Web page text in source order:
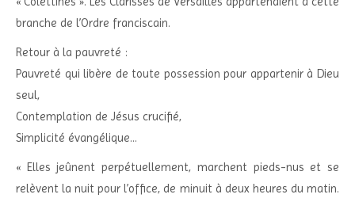
branche de l’Ordre franciscain.
Retour à la pauvreté :
Pauvreté qui libère de toute possession pour appartenir à Dieu
seul,
Contemplation de Jésus crucifié,
Simplicité évangélique…
« Elles jeûnent perpétuellement, marchent pieds-nus et se
relèvent la nuit pour l’office, de minuit à deux heures du matin.